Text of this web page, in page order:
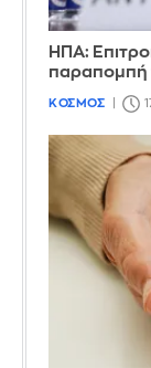
ΗΠΑ:
παραπομπή
ΚΟΣΜΟΣ